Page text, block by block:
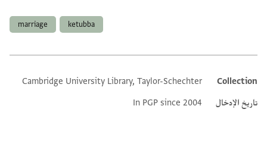
ketubba
marriage
Additional metadata
Collection
Cambridge University Library, Taylor-Schechter
تاريخ الإدخال
In PGP since 2004